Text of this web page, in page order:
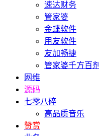
速达财务
管家婆
金蝶软件
用友软件
友加畅捷
管家婆千方百剂
网维
源码
七零八碎
高品质音乐
赞赏